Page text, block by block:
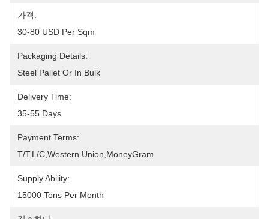
가격:
30-80 USD Per Sqm
Packaging Details:
Steel Pallet Or In Bulk
Delivery Time:
35-55 Days
Payment Terms:
T/T,L/C,Western Union,MoneyGram
Supply Ability:
15000 Tons Per Month